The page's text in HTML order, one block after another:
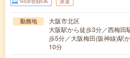
WEB登録OK 派遣
勤務地
大阪市北区
大阪駅から徒歩3分／西梅田
歩5分／大阪梅田(阪神線)駅
10分